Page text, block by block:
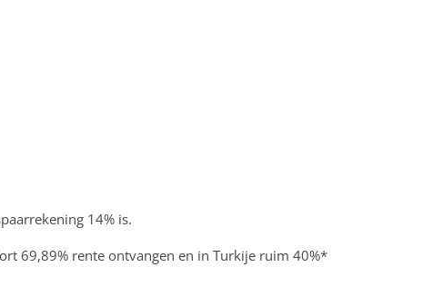
14% is.
69,89% rente ontvangen en in Turkije ruim 40%*